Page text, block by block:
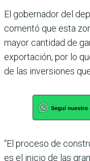
El gobernador del
comentó que esta
mayor cantidad de
expor­tación, por lo
de las inversiones
“El proceso de
es el inicio de las